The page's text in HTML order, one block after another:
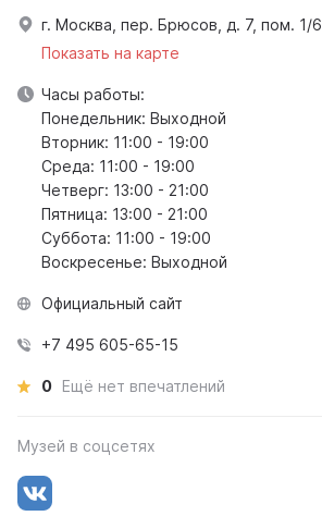
г. Москва, пер. Брюсов, д. 7, пом. 1/6
Показать на карте
Часы работы:
Понедельник: Выходной
Вторник: 11:00 - 19:00
Среда: 11:00 - 19:00
Четверг: 13:00 - 21:00
Пятница: 13:00 - 21:00
Суббота: 11:00 - 19:00
Воскресенье: Выходной
Официальный сайт
+7 495 605-65-15
0 Ещё нет впечатлений
Музей в соцсетях